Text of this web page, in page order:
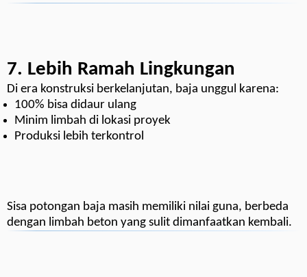
7. Lebih Ramah Lingkungan
Di era konstruksi berkelanjutan, baja unggul karena:
100% bisa didaur ulang
Minim limbah di lokasi proyek
Produksi lebih terkontrol
Sisa potongan baja masih memiliki nilai guna, berbeda
dengan limbah beton yang sulit dimanfaatkan kembali.